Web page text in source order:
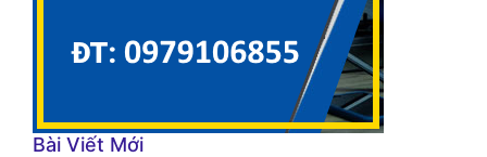
Bài Viết Mới